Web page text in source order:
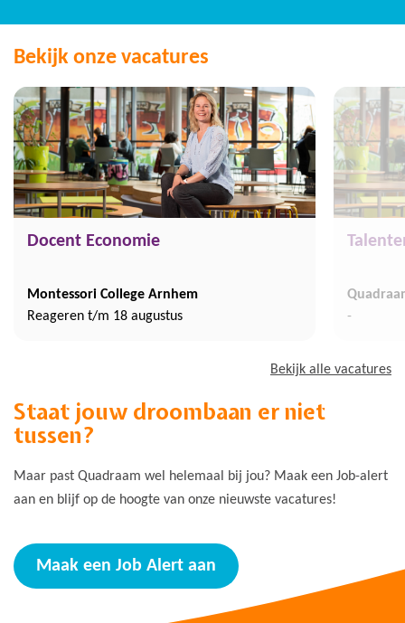
Bekijk onze vacatures
Docent Economie
Montessori College Arnhem
Reageren t/m 18 augustus
-
Bekijk alle vacatures
Staat jouw droombaan er niet
tussen?
Maar past Quadraam wel helemaal bij jou? Maak een Job-alert
aan en blijf op de hoogte van onze nieuwste vacatures!
Maak een Job Alert aan